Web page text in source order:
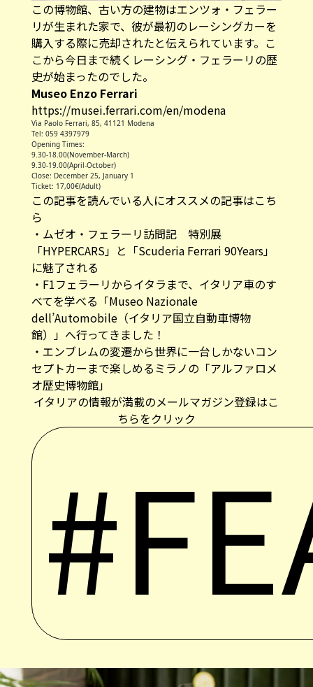
この博物館、古い方の建物はエンツォ・フェラー
リが生まれた家で、彼が最初のレーシングカーを
購入する際に売却されたと伝えられています。こ
こから今日まで続くレーシング・フェラーリの歴
史が始まったのでした。
Museo Enzo Ferrari
https://musei.ferrari.com/en/modena
Via Paolo Ferrari, 85, 41121 Modena
Tel: 059 4397979
Opening Times:
9.30-18.00(November-March)
9.30-19.00(April-October)
Close: December 25, January 1
Ticket: 17,00€(Adult)
この記事を読んでいる人にオススメの記事はこち
ら
・ ムゼオ・フェラーリ訪問記 特別展
「HYPERCARS」と「Scuderia Ferrari 90Years」
に魅了される
・ F1フェラーリからイタラまで、イタリア車のす
べてを学べる「Museo Nazionale
dell’Automobile（イタリア国立自動車博物
館）」へ行ってきました！
・ エンブレムの変遷から世界に一台しかないコン
セプトカーまで楽しめるミラノの「アルファロメ
オ歴史博物館」
イタリアの情報が満載のメールマガジン登録はこ
ちらをクリック